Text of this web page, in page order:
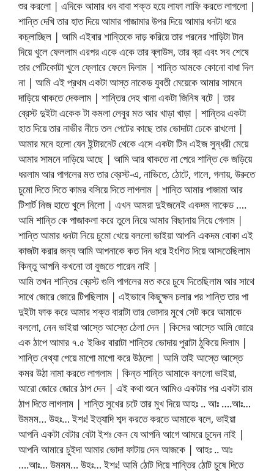
শুর করলো | এদিকে আমার ধন বাবা শক্ত হয়ে লাফা লাফি করতে লাগলো |
শান্তি দেখি তার হাত দিয়ে আমার পাজামার উপর দিয়ে আমার ধনটা ধরে
কচ্লাচ্ছিল | আমি এইবার শান্তিকে দাড় করিয়ে তার পরনের শাড়িটা টান
দিয়ে খুলে ফেললাম এরপর একে একে তার ব্লাউস, তার ব্রা এবং সব শেষে
তার পেটিকোটা খুলে ফ্লোরে ফেলে দিলাম | শান্তি আমকে কোনো বাধা দিল
না | আমি এই প্রথম একটা আস্ত নাকেড যুবতী মেয়েকে আমার সামনে
দাড়িয়ে থাকতে দেকলাম | শান্তির দেহ খানা একটা জিনিষ বটে | তার
ব্রেস্ট দুইটা একেক টা কমলা লেবুর মত আর খাড়া খাড়া | শান্তির একটা
হাত দিয়ে তার নাভীর নীচে তল পেটের কাছে তার ভোদাটা ঢেকে রাখলো |
আমার মনে হলো যেন ইন্টারনেট থেকে এসে একটা টিন এইজ সুন্ধরী মেয়ে
আমার সামনে দাড়িয়ে আছে | আমি আর থাকতে না পেরে শান্তি কে জড়িয়ে
ধরলাম আর পাগলের মত তার ব্রেস্ট-এ, নাভিতে, ঠোটে, গালে, গলায়, উরুতে
চুমো দিতে দিতে কামর বসিয়ে দিতে লাগলাম | শান্তি আমার পাজামা আর
টিশার্ট নিজ হাতে খুলে নিলো | এখন আমরা দুইজনেই একদম নাকেড ….
আমি শান্তি কে পাজাকলা করে তুলে নিয়ে আমার বিছানায় নিয়ে গেলাম |
শান্তি আমার ধনটা নিয়ে চুমো খেয়ে বললো ভাইয়া আপনি একদম বোকা এই
কাজটা করার জন্য আমি আপনাকে কত দিন ধরে ইংগিত দিয়ে আসতেছিলাম
কিন্তু আপনি কখনো তা বুজতে পারেন নাই |
আমি তখন শান্তির ব্রেস্ট গুলি পাগলের মত করে চুষে দিতেছিলাম আর সাথে
সাথে জোরে জোরে টিপছিলাম | এইভাবে কিছুক্ষন চলার পর শান্তি তার পা
দুইটা ফাক করে আমার শক্ত বারাটা তার ভোদার মুখে সেট করে আমাকে
বললো, নেন ভাইয়া আস্তে আস্তে ঠেলা দেন | কিসের আস্তে আমি জোরে
এক ঠাপে আমার ৭.৫ ইঞ্চির বারাটা শান্তির ভোদায় পুরাটা ঠুকিয়ে দিলাম |
শান্তি বেথ্যা পেয়ে মাগো মাগো করে উঠলো | আমি তাই আস্তে আস্তে
কমর উঠা নামা করতে লাগলাম | কিন্ত শান্তি আমাকে বললো ভাইয়া,
আরো জোরে জোরে ঠাপ দেন | এই কথা শুনে আমিও একটার পর একটা রাম
ঠাপ দিতে লাগলাম | শান্তি সুখের চটে তার মুখ দিয়ে আহঃ .. আঃ ….আঃ…
উমমম… উহঃ… ইশঃ! ইত্যাদি শব্দ করতে করতে আমাকে বলে, ভাইয়া
আপনি একটা বেটার বেটা ইশঃ কেন যে আপনি আগে আমরে চুদেন নাই |
আপনি আমারে চুইদা আমার ভোদা ফাটায় দেন আজকে | আহঃ .. আঃ
….আঃ… উমমম… উহঃ… ইশঃ! আমি ঠোট দিয়ে শান্তির ঠোট চুষে দিতে